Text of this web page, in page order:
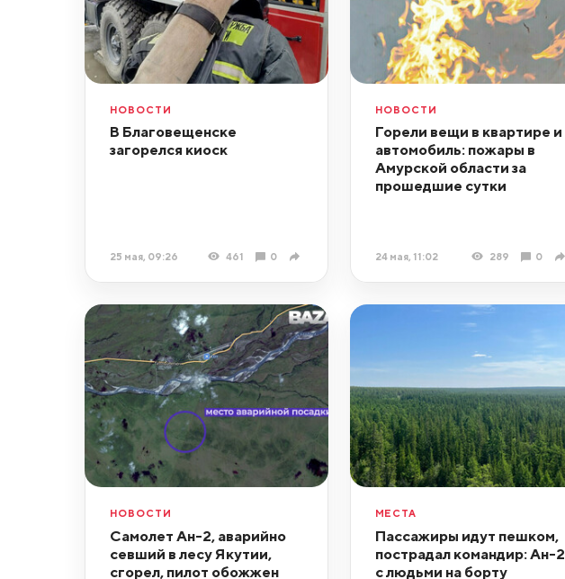
НОВОСТИ
В Благовещенске
загорелся киоск
25 мая, 09:26 461 0
НОВОСТИ
Горели вещи в квартире и
автомобиль: пожары в
Амурской области за
прошедшие сутки
24 мая, 11:02 289 0
НОВОСТИ
Самолет Ан-2, аварийно
севший в лесу Якутии,
сгорел, пилот обожжен
МЕСТА
Пассажиры идут пешком,
пострадал командир: Ан-2
с людьми на борту